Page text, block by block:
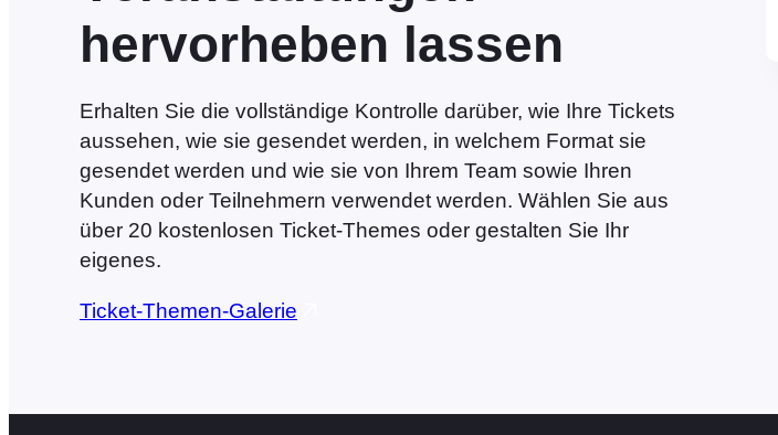
hervorheben lassen
Erhalten Sie die vollständige Kontrolle darüber, wie Ihre Tickets
aussehen, wie sie gesendet werden, in welchem Format sie
gesendet werden und wie sie von Ihrem Team sowie Ihren
Kunden oder Teilnehmern verwendet werden. Wählen Sie aus
über 20 kostenlosen Ticket-Themes oder gestalten Sie Ihr
eigenes.
Ticket-Themen-Galerie